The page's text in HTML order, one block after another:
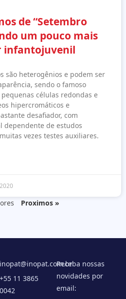
de “Setembro
um pouco mais
infantojuvenil
são heterogênios e podem ser
sendo o famoso
células redondas e
hipercromáticos e
desafiador, com
dependente de estudos
vezes testes auxiliares.
Proximos »
inopat@inopat.com.br
+55 11 3865
0042
Receba nossas
novidades por
email: